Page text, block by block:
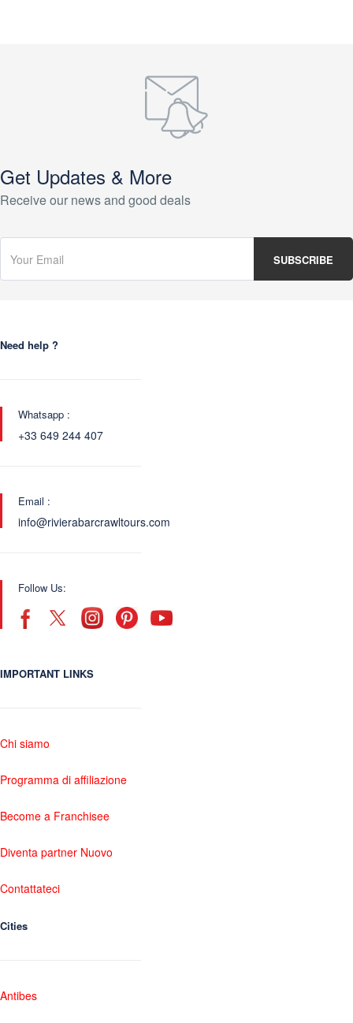
Get Updates & More
Receive our news and good deals
Need help ?
Whatsapp :
+33 649 244 407
Email :
info@rivierabarcrawltours.com
Follow Us:
IMPORTANT LINKS
Chi siamo
Programma di affiliazione
Become a Franchisee
Diventa partner Nuovo
Contattateci
Cities
Antibes